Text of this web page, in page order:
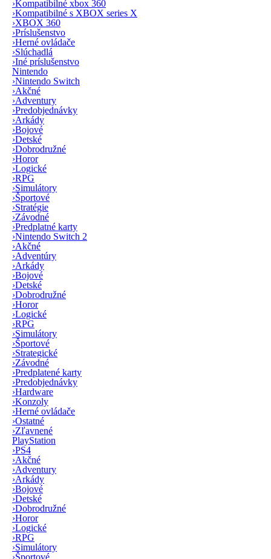
›Kompatibilné xbox 360
›Kompatibilné s XBOX series X
›XBOX 360
›Príslušenstvo
›Herné ovládače
›Slúchadlá
›Iné príslušenstvo
Nintendo
›Nintendo Switch
›Akčné
›Adventury
›Predobjednávky
›Arkády
›Bojové
›Detské
›Dobrodružné
›Horor
›Logické
›RPG
›Simulátory
›Športové
›Stratégie
›Závodné
›Predplatné karty
›Nintendo Switch 2
›Akčné
›Adventúry
›Arkády
›Bojové
›Detské
›Dobrodružné
›Horor
›Logické
›RPG
›Simulátory
›Športové
›Strategické
›Závodné
›Predplatené karty
›Predobjednávky
›Hardware
›Konzoly
›Herné ovládače
›Ostatné
›Zľavnené
PlayStation
›PS4
›Akčné
›Adventury
›Arkády
›Bojové
›Detské
›Dobrodružné
›Horor
›Logické
›RPG
›Simulátory
›Športové